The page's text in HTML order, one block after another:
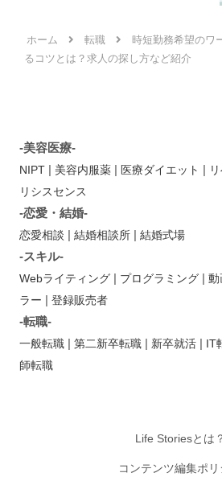
ホーム 転職
時短勤務希望のワ
るコツとは？求人の探し方など紹介
-美容医療-
NIPT | 美容内服薬 | 医療ダイエット |
リシスセンス
-恋愛・結婚-
恋愛相談 | 結婚相談所 | 結婚式場
-スキル-
Webライティング | プログラミング | 動
ラー | 登録販売者
-転職-
一般転職 | 第二新卒転職 | 新卒就活 | IT
師転職
Life Storiesとは
コンテンツ編集ポリ